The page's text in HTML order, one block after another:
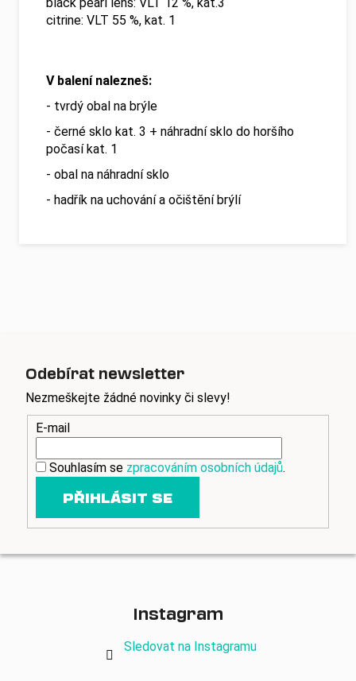
citrine: VLT 55 %, kat. 1
V balení nalezneš:
- tvrdý obal na brýle
- černé sklo kat. 3 + náhradní sklo do horšího
počasí kat. 1
- obal na náhradní sklo
- hadřík na uchování a očištění brýlí
Odebírat newsletter
Nezmeškejte žádné novinky či slevy!
E-mail
Souhlasím se zpracováním osobních údajů.
PŘIHLÁSIT SE
Instagram
Sledovat na Instagramu